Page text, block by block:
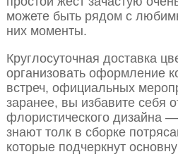
можете быть рядом с
них моменты.
Круглосуточная доставка
организовать оформление
встреч, официальных
заранее, вы избавите себя
флористического дизайна
знают толк в сборке
которые подчеркнут